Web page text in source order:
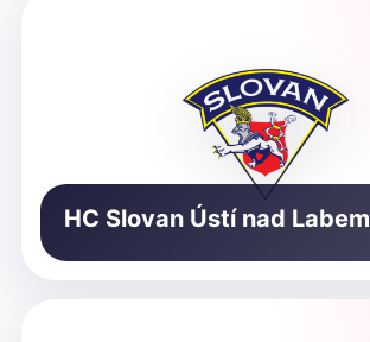
HC Slovan Ústí nad Labem